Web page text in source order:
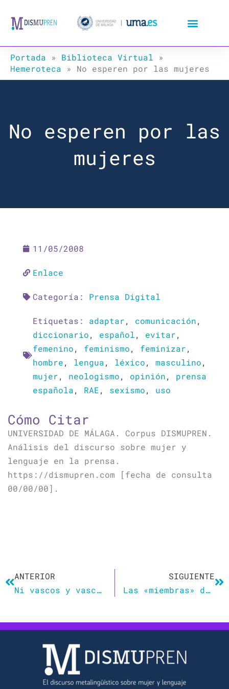
Portada » Biblioteca Virtual »
Hemeroteca » No esperen por las mujeres
No esperen por las
mujeres
11/05/2008
Enlace
Categoría: Prensa Digital
Etiquetas: adaptar, comunicación,
diccionario, español, evitar,
femenino, feminismo, feminizar,
hombre, lengua, léxico, masculino,
mujer, neologismo, opinión, prensa
española, RAE, sexismo, uso
Cómo Citar
UNIVERSIDAD DE MÁLAGA. Corpus DISMUPREN.
Análisis del discurso sobre mujer y
lenguaje en la prensa.
https://dismupren.com [fecha de consulta
00/00/00].
ANTERIOR
Ni vascos y vascas, ni diputados y diputadas
SIGUIENTE
Las «miembras» de Bibiana Aído